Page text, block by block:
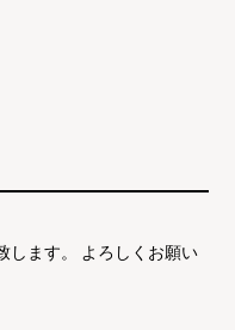
します。 よろしくお願い